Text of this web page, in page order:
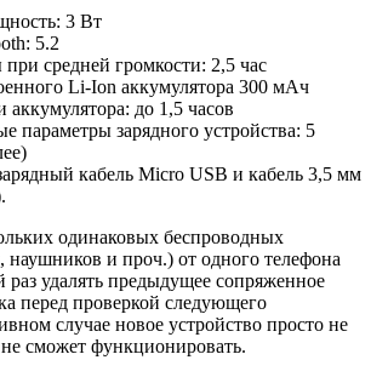
3 Вт
5.2
средней громкости: 2,5 час
Li-Ion аккумулятора 300 мАч
аккумулятора: до 1,5 часов
параметры зарядного устройства: 5
кабель Micro USB и кабель 3,5 мм
одинаковых беспроводных
наушников и проч.) от одного телефона
удалять предыдущее сопряженное
перед проверкой следующего
случае новое устройство просто не
не сможет функционировать.